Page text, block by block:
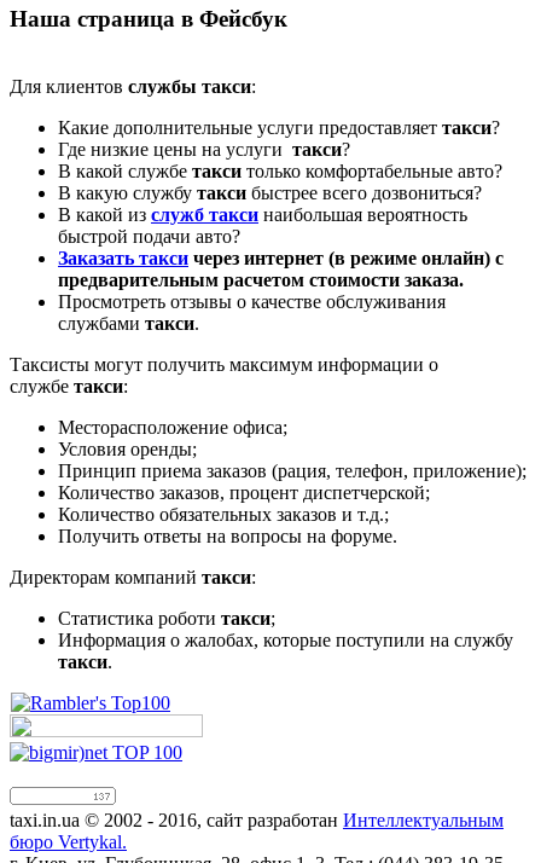
Наша страница в Фейсбук
Для клиентов службы такси:
Какие дополнительные услуги предоставляет такси?
Где низкие цены на услуги такси?
В какой службе такси только комфортабельные авто?
В какую службу такси быстрее всего дозвониться?
В какой из служб такси наибольшая вероятность
быстрой подачи авто?
Заказать такси через интернет (в режиме онлайн) с
предварительным расчетом стоимости заказа.
Просмотреть отзывы о качестве обслуживания
службами такси.
Таксисты могут получить максимум информации о
службе такси:
Месторасположение офиса;
Условия оренды;
Принцип приема заказов (рация, телефон, приложение);
Количество заказов, процент диспетчерской;
Количество обязательных заказов и т.д.;
Получить ответы на вопросы на форуме.
Директорам компаний такси:
Статистика роботи такси;
Информация о жалобах, которые поступили на службу
такси.
taxi.in.ua © 2002 - 2016, сайт разработан Интеллектуальным
бюро Vertykal.